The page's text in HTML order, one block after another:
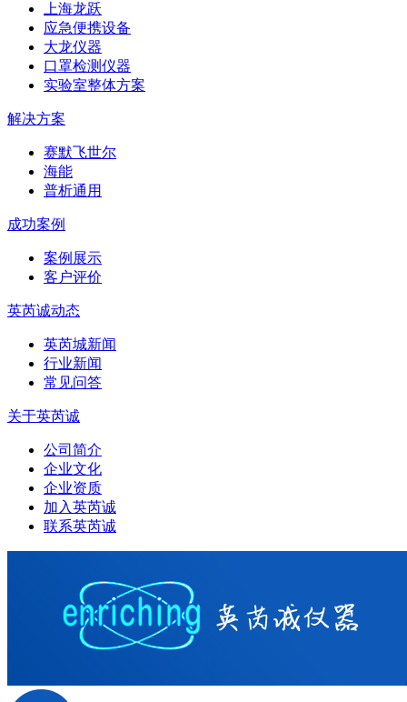
上海龙跃
应急便携设备
大龙仪器
口罩检测仪器
实验室整体方案
解决方案
赛默飞世尔
海能
普析通用
成功案例
案例展示
客户评价
英芮诚动态
英芮城新闻
行业新闻
常见问答
关于英芮诚
公司简介
企业文化
企业资质
加入英芮诚
联系英芮诚